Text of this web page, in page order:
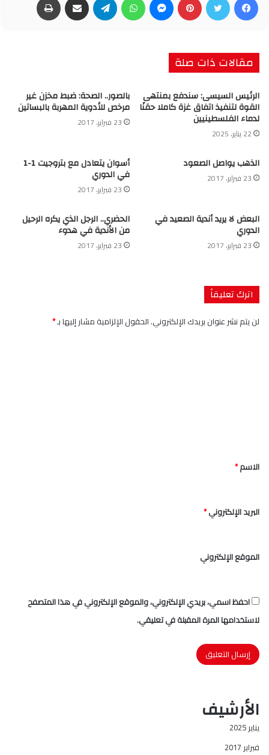
مقالات ذات صلة
الرئيس السيسى: سندفع بمنتهى
القوة لتنفيذ اتفاق غزة كاملا حقنًا
لدماء الفلسطينيين
22 يناير، 2025
بالصور.. الصحة: ضبط مخزن غير
مرخص للأدوية المهربة بالبساتين
23 فبراير، 2017
الذهب يواصل الصعود
23 فبراير، 2017
أسوان يتعادل مع بتروجيت 1-1
في الدوري
23 فبراير، 2017
البعض لا يريد أندية الصعيد في
الدوري
23 فبراير، 2017
الحضري.. الرجل الذي يكره الرحيل
من الأندية في هدوء
23 فبراير، 2017
اترك تعليقاً
لن يتم نشر عنوان بريدك الإلكتروني.الحقول الإلزامية مشار إليها بـ*
*
الاسم*
البريد الإلكتروني*
الموقع الإلكتروني
احفظ اسمي، بريدي الإلكتروني، والموقع الإلكتروني في هذا المتصفح
لاستخدامها المرة المقبلة في تعليقي.
الأرشيف
يناير 2025
فبراير 2017